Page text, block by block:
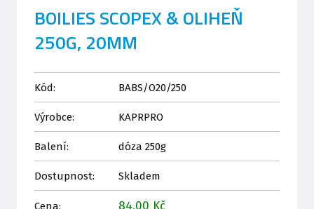
BOILIES SCOPEX & OLIHEŇ
250G, 20MM
Kód: BABS/O20/250
Výrobce: KAPRPRO
Balení: dóza 250g
Dostupnost: Skladem
Cena: 84,00 Kč